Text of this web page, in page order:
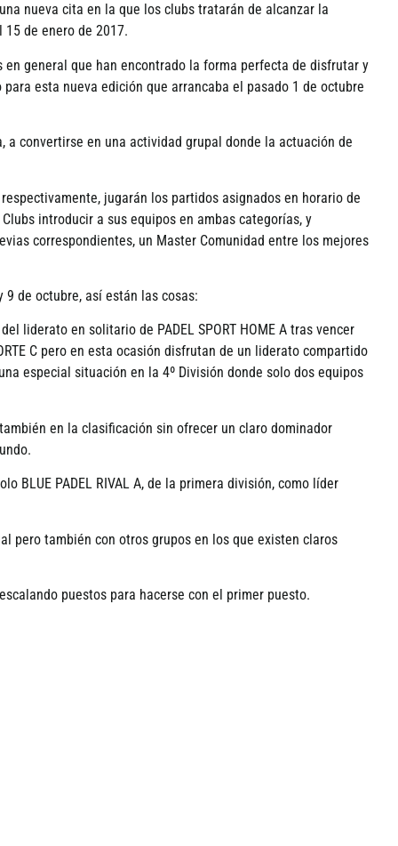
nueva cita en la que los clubs tratarán de alcanzar la
de enero de 2017.
general que han encontrado la forma perfecta de disfrutar y
esta nueva edición que arrancaba el pasado 1 de octubre
convertirse en una actividad grupal donde la actuación de
jugarán los partidos asignados en horario de
introducir a sus equipos en ambas categorí­as, y
correspondientes, un Master Comunidad entre los mejores
de octubre, así­ están las cosas:
liderato en solitario de PADEL SPORT HOME A tras vencer
C pero en esta ocasión disfrutan de un liderato compartido
especial situación en la 4º División donde solo dos equipos
en la clasificación sin ofrecer un claro dominador
BLUE PADEL RIVAL A, de la primera división, como lí­der
pero también con otros grupos en los que existen claros
puestos para hacerse con el primer puesto.